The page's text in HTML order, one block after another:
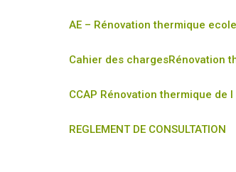
AE – Rénovation thermique
Cahier des chargesRénovation
CCAP Rénovation thermique de
REGLEMENT DE CONSULTATION